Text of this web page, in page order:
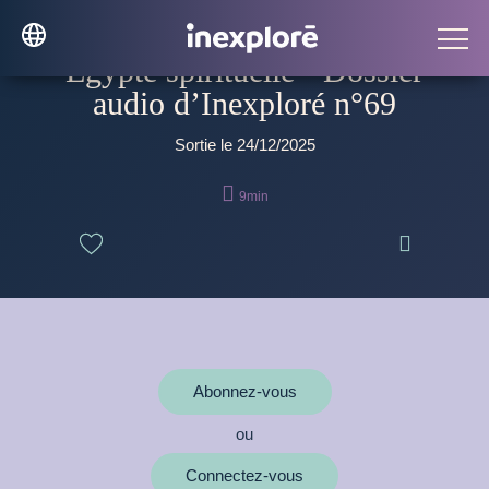
Égypte spirituelle - Dossier
audio d’Inexploré n°69
Sortie le 24/12/2025
 9min

Abonnez-vous
ou
Connectez-vous